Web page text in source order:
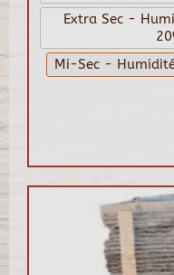
Extra Sec -
Mi-Sec -